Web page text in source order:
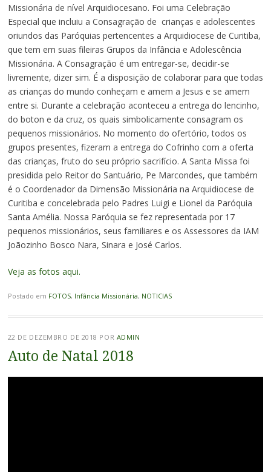
Missionária de nível Arquidiocesano. Foi uma Celebração
Especial que incluiu a Consagração de crianças e adolescentes
oriundos das Paróquias pertencentes a Arquidiocese de Curitiba,
que tem em suas fileiras Grupos da Infância e Adolescência
Missionária. A Consagração é um entregar-se, decidir-se
livremen­te, dizer sim. É a disposição de colaborar para que todas
as crianças do mundo conheçam e amem a Jesus e se amem
entre si. Durante a celebração aconteceu a entrega do lencinho,
do boton e da cruz, os quais simbolicamente consagram os
pequenos missionários. No momento do ofertório, todos os
grupos presentes, fizeram a entrega do Cofrinho com a oferta
das crianças, fruto do seu próprio sacrifício. A Santa Missa foi
presidida pelo Reitor do Santuário, Pe Marcondes, que também
é o Coordenador da Dimensão Missionária na Arquidiocese de
Curitiba e concelebrada pelo Padres Luigi e Lionel da Paróquia
Santa Amélia. Nossa Paróquia se fez representada por 17
pequenos missionários, seus familiares e os Assessores da IAM
Joãozinho Bosco Nara, Sinara e José Carlos.
Veja as fotos aqui.
Postado em FOTOS, Infância Missionária, NOTICIAS
22 DE DEZEMBRO DE 2018 POR ADMIN
Auto de Natal 2018